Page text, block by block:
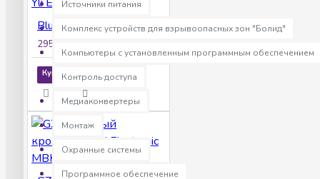
Источники питания
Комплекс устройств для взрывоопасных зон "Болид"
Компьютеры с установленным программным обеспечением
Контроль доступа
Медиаконвертеры
Монтаж
Охранные системы
Программное обеспечение
Bluetooth контроллер Yli Electronic YBC-431
2952р.
Купить